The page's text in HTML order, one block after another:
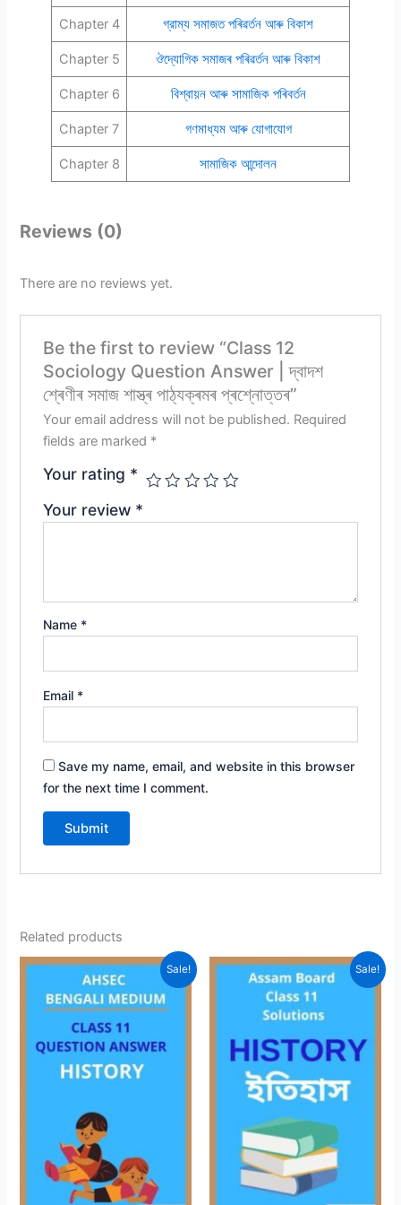
Chapter 4 গ্রাম্য সমাজত পৰিৱৰ্তন আৰু বিকাশ
Chapter 5 ঔদ্যোগিক সমাজৰ পৰিৱৰ্তন আৰু বিকাশ
Chapter 6 বিশ্বায়ন আৰু সামাজিক পৰিবর্তন
Chapter 7 গণমাধ্যম আৰু যােগাযােগ
Chapter 8 সামাজিক আন্দোলন
Reviews (0)
There are no reviews yet.
Be the first to review “Class 12
Sociology Question Answer | দ্বাদশ
শ্ৰেণীৰ সমাজ শাস্ত্ৰ পাঠ্যক্ৰমৰ প্ৰশ্নোত্তৰ”
Your email address will not be published. Required
fields are marked *
Your rating *
Your review *
Name *
Email *
Save my name, email, and website in this browser
for the next time I comment.
Related products
Sale! Sale!